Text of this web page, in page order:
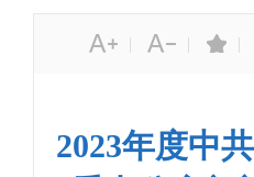
| | |
2023年度中